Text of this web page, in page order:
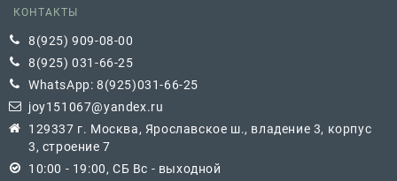
КОНТАКТЫ
8(925) 909-08-00
8(925) 031-66-25
WhatsApp: 8(925)031-66-25
joy151067@yandex.ru
129337 г. Москва, Ярославское ш., владение 3, корпус
3, строение 7
10:00 - 19:00, СБ Вс - выходной